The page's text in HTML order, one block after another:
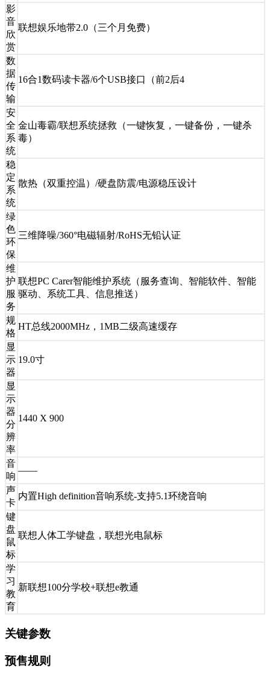
影
音
欣
赏
联想娱乐地带2.0（三个月免费）
数
据
传
输
16合1数码读卡器/6个USB接口（前2后4
安
全
系
统
金山毒霸/联想系统拯救（一键恢复，一键备份，一键杀
毒）
稳
定
系
统
散热（双重控温）/硬盘防震/电源稳压设计
绿
色
环
保
三维降噪/360°电磁辐射/RoHS无铅认证
维
护
服
务
联想PC Carer智能维护系统（服务查询、智能软件、智能
驱动、系统工具、信息推送）
规
格
HT总线2000MHz，1MB二级高速缓存
显
示
器
19.0寸
显
示
器
分
辨
率
1440 X 900
音
响
——
声
卡
内置High definition音响系统-支持5.1环绕音响
键
盘
鼠
标
联想人体工学键盘，联想光电鼠标
学
习
教
育
新联想100分学校+联想e教通
关键参数
预售规则